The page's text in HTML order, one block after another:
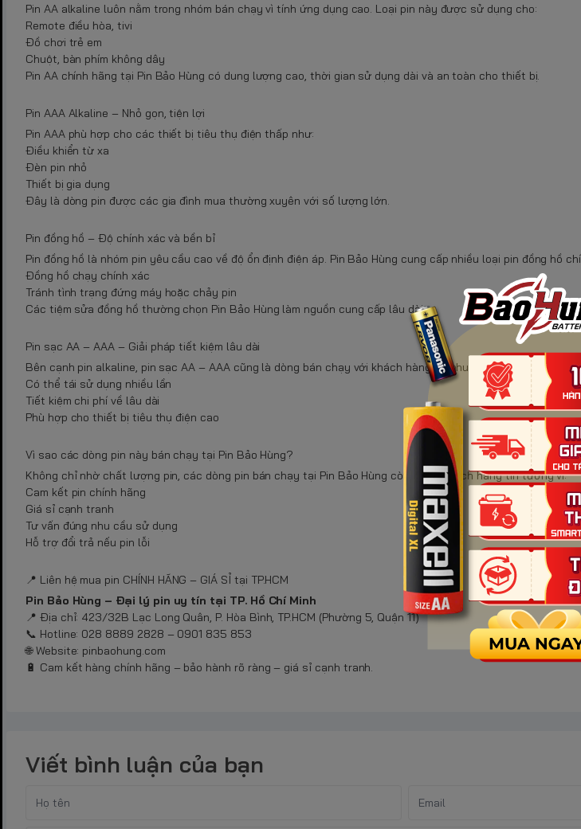
Pin AA alkaline luôn nằm trong nhóm bán chạy vì tính ứng dụng cao. Loại pin này được sử dụng cho:
Remote điều hòa, tivi
Đồ chơi trẻ em
Chuột, bàn phím không dây
Pin AA chính hãng tại Pin Bảo Hùng có dung lượng cao, thời gian sử dụng dài và an toàn cho thiết bị.
Pin AAA Alkaline – Nhỏ gọn, tiện lợi
Pin AAA phù hợp cho các thiết bị tiêu thụ điện thấp như:
Điều khiển từ xa
Đèn pin nhỏ
Thiết bị gia dụng
Đây là dòng pin được các gia đình mua thường xuyên với số lượng lớn.
Pin đồng hồ – Độ chính xác và bền bỉ
Pin đồng hồ là nhóm pin yêu cầu cao về độ ổn định điện áp. Pin Bảo Hùng cung cấp nhiều loại pin đồng hồ
Đồng hồ chạy chính xác
Tránh tình trạng đứng máy hoặc chảy pin
Các tiệm sửa đồng hồ thường chọn Pin Bảo Hùng làm nguồn cung cấp lâu dài.
Pin sạc AA – AAA – Giải pháp tiết kiệm lâu dài
Bên cạnh pin alkaline, pin sạc AA – AAA cũng là dòng bán chạy với khách hàng có nhu cầu sử dụng
Có thể tái sử dụng nhiều lần
Tiết kiệm chi phí về lâu dài
Phù hợp cho thiết bị tiêu thụ điện cao
Vì sao các dòng pin này bán chạy tại Pin Bảo Hùng?
Không chỉ nhờ chất lượng pin, các dòng pin bán chạy tại Pin Bảo Hùng còn được khách hàng tin tưởng vì:
Cam kết pin chính hãng
Giá sỉ cạnh tranh
Tư vấn đúng nhu cầu sử dụng
Hỗ trợ đổi trả nếu pin lỗi
📍 Liên hệ mua pin CHÍNH HÃNG – GIÁ SỈ tại TP.HCM
Pin Bảo Hùng – Đại lý pin uy tín tại TP. Hồ Chí Minh
📍 Địa chỉ: 423/32B Lạc Long Quân, P. Hòa Bình, TP.HCM (Phường 5, Quận 11)
📞 Hotline: 028 8889 2828 – 0901 835 853
🌐 Website: pinbaohung.com
🔋 Cam kết hàng chính hãng – bảo hành rõ ràng – giá sỉ cạnh tranh.
Viết bình luận của bạn